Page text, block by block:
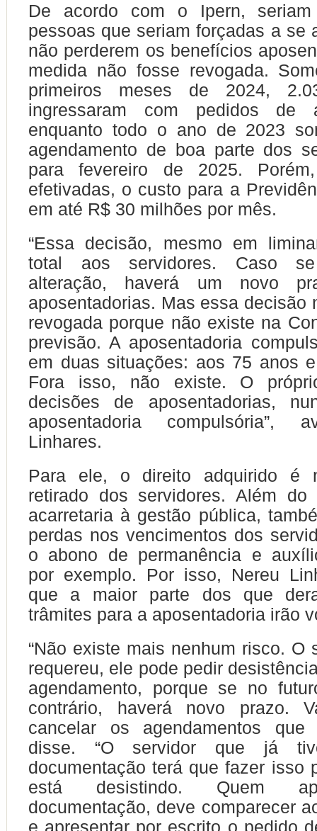
De acordo com o Ipern,
pessoas que seriam forçadas a se
não perderem os benefícios
medida não fosse revogada.
primeiros meses de 2024,
ingressaram com pedidos de
enquanto todo o ano de 2023
agendamento de boa parte dos
para fevereiro de 2025.
efetivadas, o custo para a
em até R$ 30 milhões por mês.
“Essa decisão, mesmo em
total aos servidores. Caso
alteração, haverá um novo
aposentadorias. Mas essa decisão
revogada porque não existe na
previsão. A aposentadoria
em duas situações: aos 75 anos
Fora isso, não existe. O
decisões de aposentadorias,
aposentadoria compulsória”,
Linhares.
Para ele, o direito adquirido é
retirado dos servidores. Além do
acarretaria à gestão pública,
perdas nos vencimentos dos
o abono de permanência e
por exemplo. Por isso, Nereu
que a maior parte dos que
trâmites para a aposentadoria irão
“Não existe mais nenhum risco. O
requereu, ele pode pedir
agendamento, porque se no
contrário, haverá novo prazo.
cancelar os agendamentos que
disse. “O servidor que já
documentação terá que fazer isso
está desistindo. Quem
documentação, deve comparecer
e apresentar por escrito o pedido